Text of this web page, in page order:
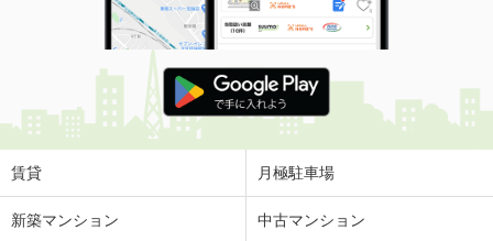
賃貸 月極駐車場
新築マンション 中古マンション